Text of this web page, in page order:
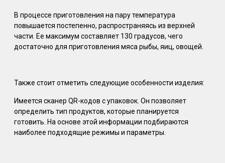
В процессе приготовления на пару температура
повышается постепенно, распространяясь из верхней
части. Ее максимум составляет 130 градусов, чего
достаточно для приготовления мяса рыбы, яиц, овощей.
Также стоит отметить следующие особенности изделия:
Имеется сканер QR-кодов с упаковок. Он позволяет
определить тип продуктов, которые планируется
готовить. На основе этой информации подбираются
наиболее подходящие режимы и параметры.